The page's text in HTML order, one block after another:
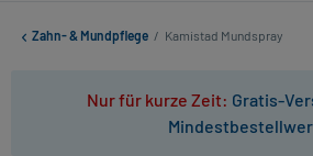
Zahn- & Mundpflege / Kamistad Mundspray
Nur für kurze Zeit: Gratis-